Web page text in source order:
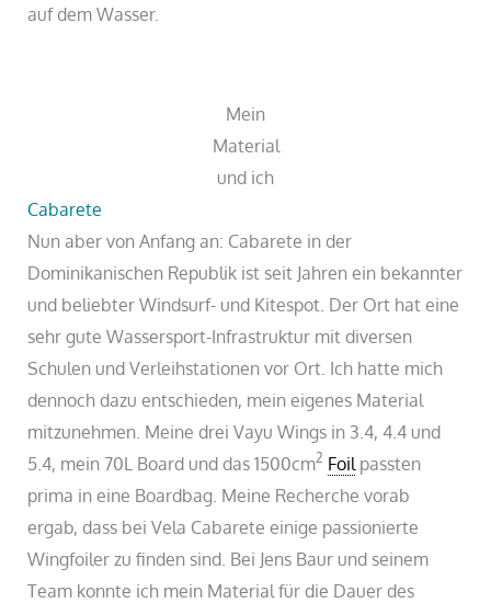
auf dem Wasser.
Mein
Material
und ich
Cabarete
Nun aber von Anfang an: Cabarete in der
Dominikanischen Republik ist seit Jahren ein bekannter
und beliebter Windsurf- und Kitespot. Der Ort hat eine
sehr gute Wassersport-Infrastruktur mit diversen
Schulen und Verleihstationen vor Ort. Ich hatte mich
dennoch dazu entschieden, mein eigenes Material
mitzunehmen. Meine drei Vayu Wings in 3.4, 4.4 und
5.4, mein 70L Board und das 1500cm2 Foil passten
prima in eine Boardbag. Meine Recherche vorab
ergab, dass bei Vela Cabarete einige passionierte
Wingfoiler zu finden sind. Bei Jens Baur und seinem
Team konnte ich mein Material für die Dauer des